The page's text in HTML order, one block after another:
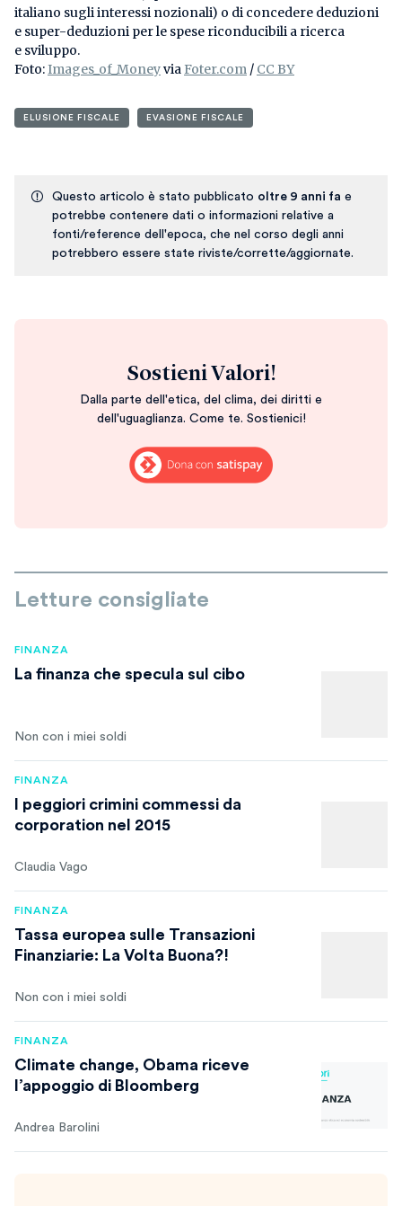
italiano sugli interessi nozionali) o di concedere deduzioni
e super-deduzioni per le spese riconducibili a ricerca
e sviluppo.
Foto:Images_of_Moneyvia Foter.com / CC BY
ELUSIONE FISCALE EVASIONE FISCALE
Questo articolo è stato pubblicato oltre 9 anni fa e
potrebbe contenere dati o informazioni relative a
fonti/reference dell'epoca, che nel corso degli anni
potrebbero essere state riviste/corrette/aggiornate.
Sostieni Valori!
Dalla parte dell'etica, del clima, dei diritti e
dell'uguaglianza. Come te. Sostienici!
Letture consigliate
FINANZA
La finanza che specula sul cibo
Non con i miei soldi
FINANZA
I peggiori crimini commessi da
corporation nel 2015
Claudia Vago
FINANZA
Tassa europea sulle Transazioni
Finanziarie: La Volta Buona?!
Non con i miei soldi
FINANZA
Climate change, Obama riceve
l’appoggio di Bloomberg
Andrea Barolini